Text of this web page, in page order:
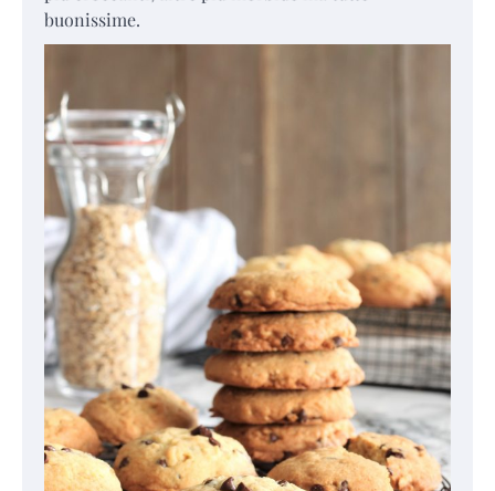
buonissime.